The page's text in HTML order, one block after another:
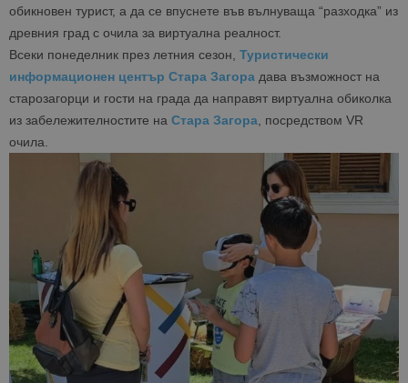
обикновен турист, а да се впуснете във вълнуваща “разходка” из
древния град с очила за виртуална реалност.
Всеки понеделник през летния сезон, Туристически
информационен център Стара Загора дава възможност на
старозагорци и гости на града да направят виртуална обиколка
из забележителностите на Стара Загора , посредством VR
очила.